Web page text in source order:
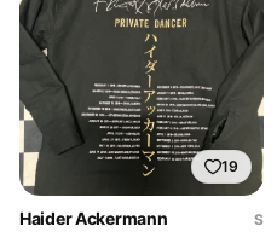
19
Haider Ackermann
S